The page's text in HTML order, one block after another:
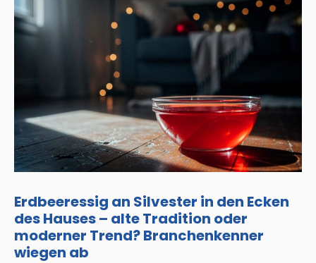
Erdbeeressig an Silvester in den Ecken
des Hauses – alte Tradition oder
moderner Trend? Branchenkenner
wiegen ab